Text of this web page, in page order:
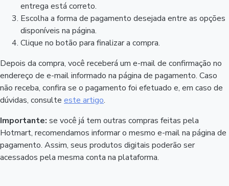
entrega está correto.
Escolha a forma de pagamento desejada entre as opções
disponíveis na página.
Clique no botão para finalizar a compra.
Depois da compra, você receberá um e-mail de confirmação no
endereço de e-mail informado na página de pagamento. Caso
não receba, confira se o pagamento foi efetuado e, em caso de
dúvidas, consulte este artigo.
Importante: se você já tem outras compras feitas pela
Hotmart, recomendamos informar o mesmo e-mail na página de
pagamento. Assim, seus produtos digitais poderão ser
acessados pela mesma conta na plataforma.